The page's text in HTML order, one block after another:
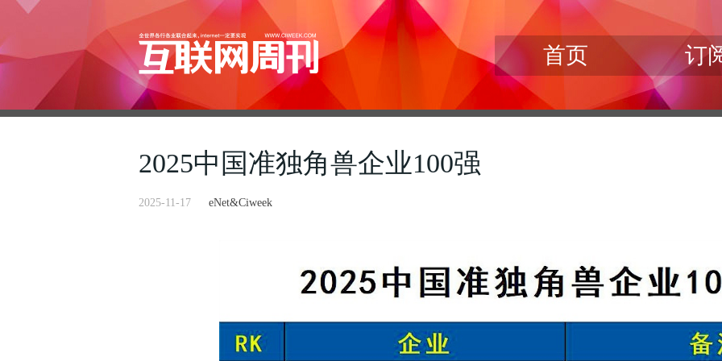
首页 订
2025中国准独角兽企业100强
2025-11-17 eNet&Ciweek